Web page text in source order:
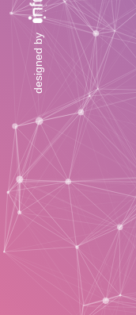
designed by